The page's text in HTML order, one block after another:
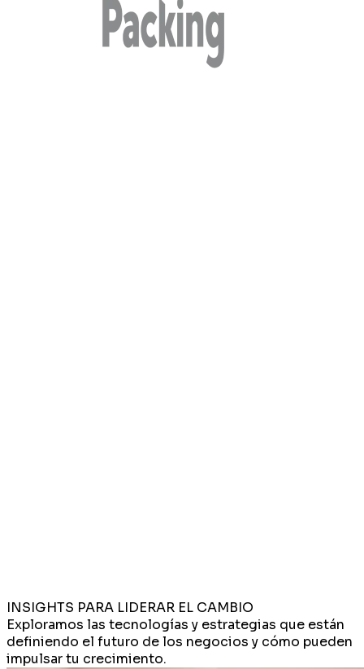
INSIGHTS PARA LIDERAR EL CAMBIO
Exploramos las tecnologías y estrategias que están
definiendo el futuro de los negocios y cómo pueden
impulsar tu crecimiento.